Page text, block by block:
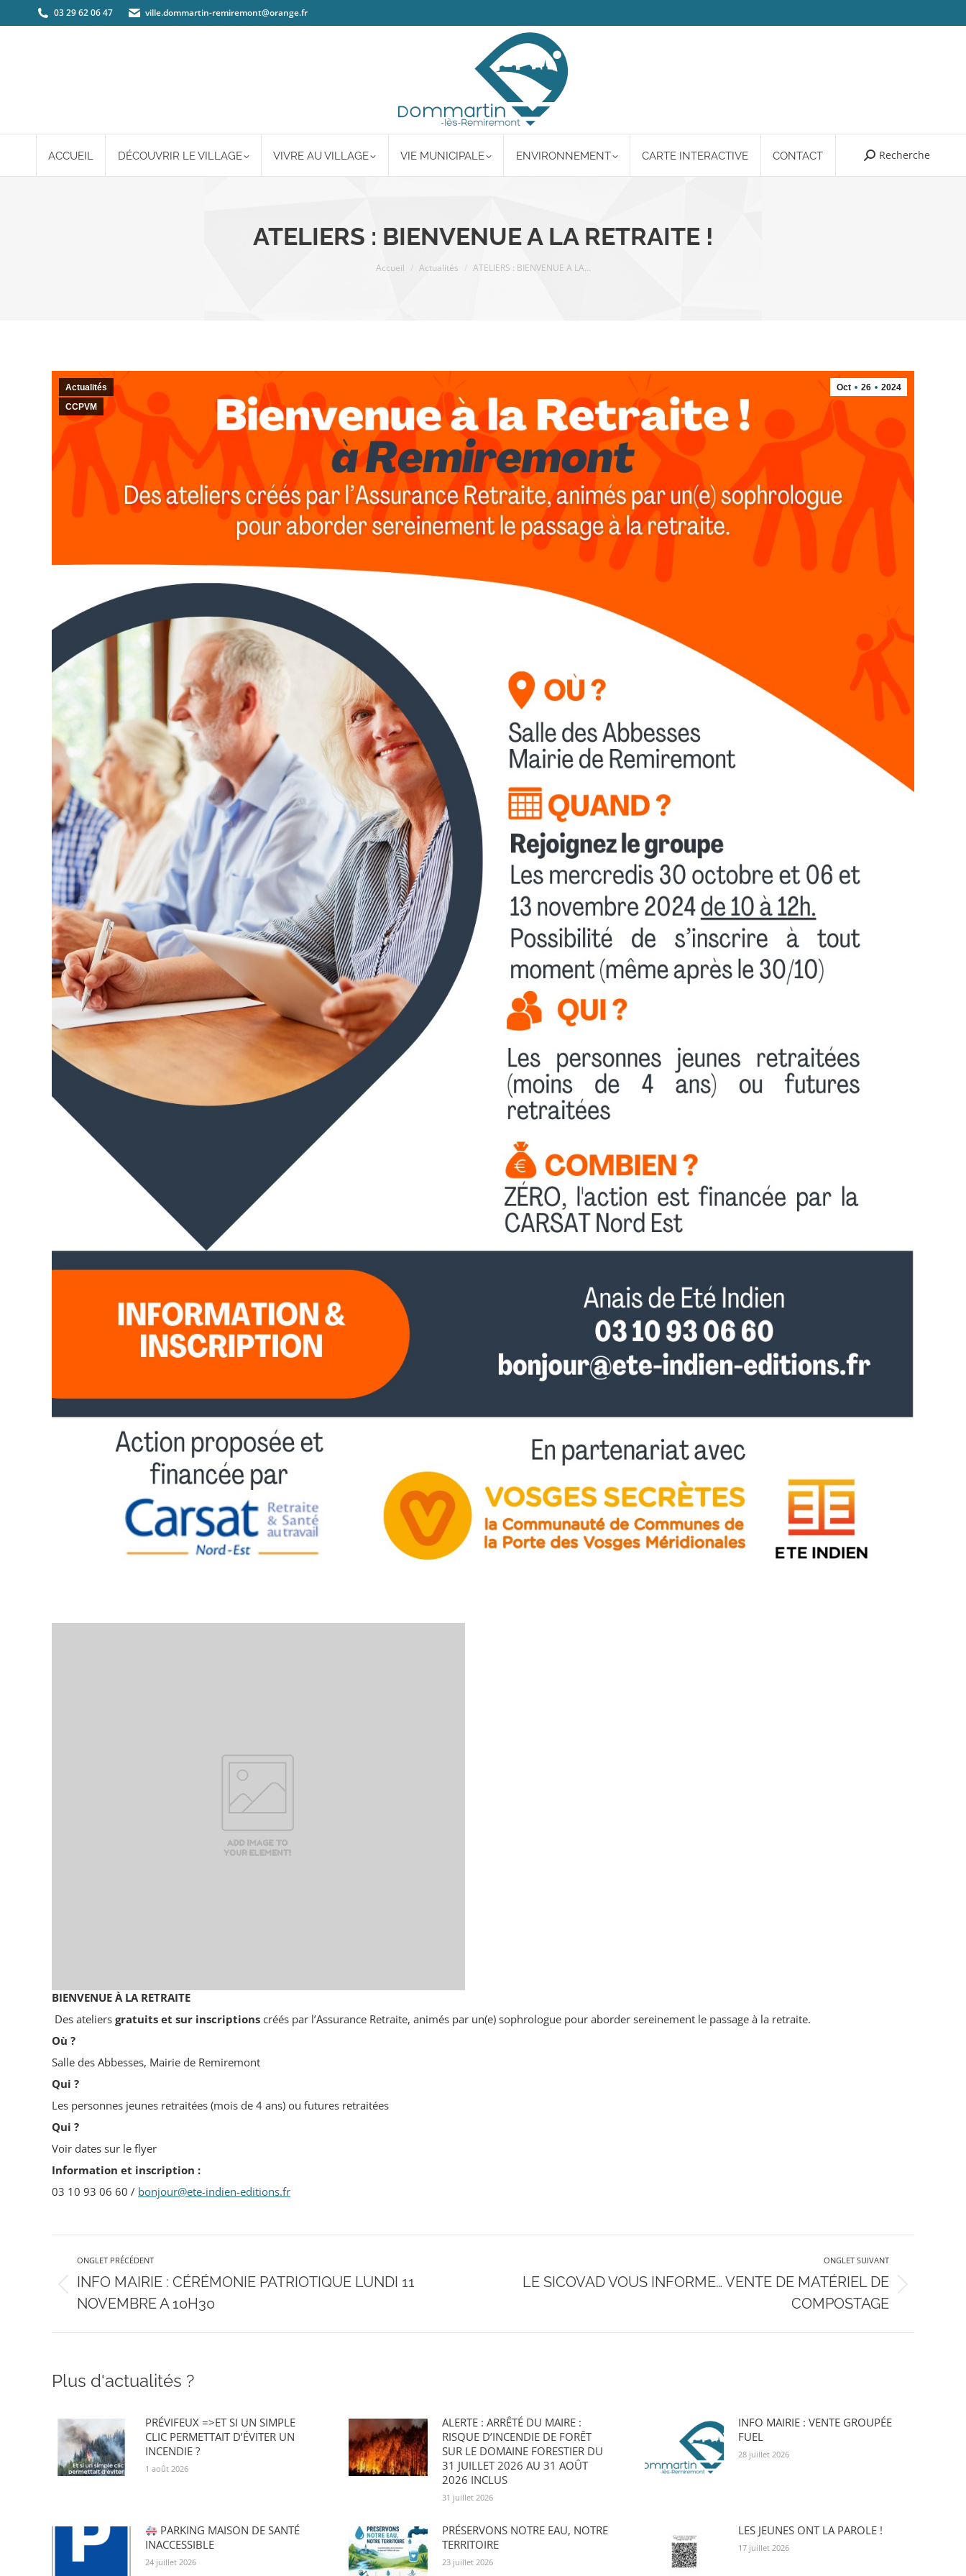
03 29 62 06 47 ville.dommartin-remiremont@orange.fr
ACCUEIL DÉCOUVRIR LE VILLAGE VIVRE AU VILLAGE VIE MUNICIPALE ENVIRONNEMENT CARTE INTERACTIVE CONTACT Search:
Recherche
ATELIERS : BIENVENUE A LA RETRAITE !
Accueil Actualités ATELIERS : BIENVENUE A LA…
Oct 26 2024
Actualités
CCPVM
BIENVENUE À LA RETRAITE
Des ateliers gratuits et sur inscriptions créés par l’Assurance Retraite, animés par un(e) sophrologue pour aborder sereinement le passage à la retraite.
Où ?
Salle des Abbesses, Mairie de Remiremont
Qui ?
Les personnes jeunes retraitées (mois de 4 ans) ou futures retraitées
Qui ?
Voir dates sur le flyer
Information et inscription :
03 10 93 06 60 / bonjour@ete-indien-editions.fr
Navigation
de
commentaire
ONGLET PRÉCÉDENT
Onglet
précédent
INFO MAIRIE : CÉRÉMONIE PATRIOTIQUE LUNDI 11
NOVEMBRE A 10H30
ONGLET SUIVANT
OngletLE SICOVAD VOUS INFORME… VENTE DE MATÉRIEL DE
COMPOSTAGE
Plus d'actualités ?
PRÉVIFEUX =>ET SI UN SIMPLE
CLIC PERMETTAIT D’ÉVITER UN
INCENDIE ?
1 août 2026
ALERTE : ARRÊTÉ DU MAIRE :
RISQUE D’INCENDIE DE FORÊT
SUR LE DOMAINE FORESTIER DU
31 JUILLET 2026 AU 31 AOÛT
2026 INCLUS
31 juillet 2026
INFO MAIRIE : VENTE GROUPÉE
FUEL
28 juillet 2026
PARKING MAISON DE SANTÉ
INACCESSIBLE
24 juillet 2026
PRÉSERVONS NOTRE EAU, NOTRE
TERRITOIRE
23 juillet 2026
LES JEUNES ONT LA PAROLE !
17 juillet 2026